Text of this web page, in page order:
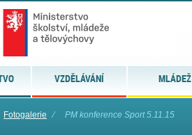
VZDĚLÁVÁNÍ MLÁDEŽ
Fotogalerie ⁄ PM konference Sport 5.11.15